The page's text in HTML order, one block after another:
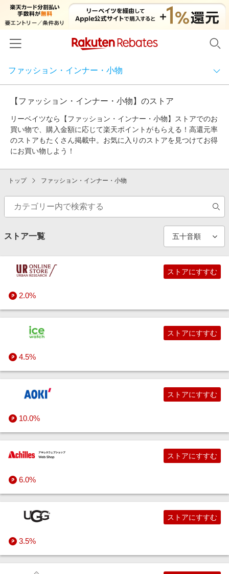
ホーム
百貨店・総合ECモール
ファッション・インナー・小物
食品・スイーツ・お酒
日用品・キッチン用品
コスメ・健康・医薬品
キッズ・ベビー用品
家電・PC・スマホ・カメラ
エンタメ
インテリア・寝具
旅行・レジャー・ホテル予約
生活・お役立ち
金融・マネー・保険
デジタルコンテンツ
ビジネス・その他サービス
イベント一覧
リーベイツ注目ストア
初回購入者限定特典
電子書籍特集
楽天サービス特集
旅行特集
わくわく夏特集
とことん買い物チャレンジ
Apple公式サイト×楽天カード分割払い
Qoo10メガポ
週末の高還元 夏の長期版
ヘルプ
ファッション・インナー・小物
カテゴリから探す
百貨店・総合ECモール
カタログ・テレビ通販
総合ファッション（ブランド公式）
インナー・下着・ナイトウェア
バッグ・小物・ブランド雑貨
眼鏡・サングラス・腕時計
ジュエリー・アクセサリー
すべてのファッション・インナー・小物ストア
食品・スイーツ・お酒
食品
日用品・キッチン用品
【ファッション・インナー・小物】のストア
リーベイツなら【ファッション・インナー・小物】ストアでのお
買い物で、購入金額に応じて楽天ポイントがもらえる！高還元率
のストアもたくさん掲載中。お気に入りのストアを見つけてお得
にお買い物しよう！
トップ ファッション・インナー・小物
ストア一覧
2.0%
ストアにすすむ
4.5%
ストアにすすむ
10.0%
ストアにすすむ
6.0%
ストアにすすむ
3.5%
ストアにすすむ